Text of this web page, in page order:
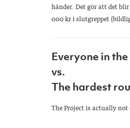
händer. Det gör att det
000 kr i slutgreppet
Everyone in
vs.
The hardest
The Project is actually